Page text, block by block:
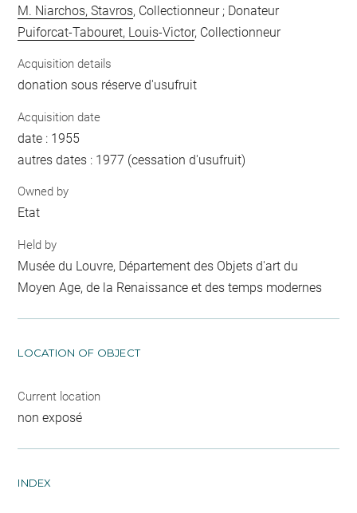
M. Niarchos, Stavros, Collectionneur ; Donateur
Puiforcat-Tabouret, Louis-Victor, Collectionneur
Acquisition details
donation sous réserve d'usufruit
Acquisition date
date : 1955
autres dates : 1977 (cessation d'usufruit)
Owned by
Etat
Held by
Musée du Louvre, Département des Objets d'art du
Moyen Age, de la Renaissance et des temps modernes
LOCATION OF OBJECT
Current location
non exposé
INDEX